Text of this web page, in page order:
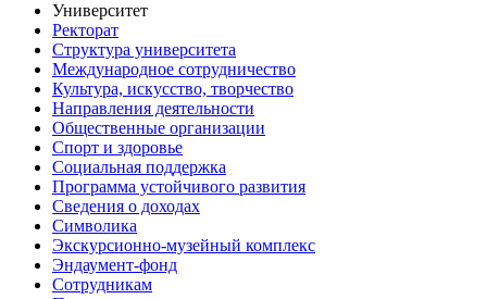
Университет
Ректорат
Структура университета
Международное сотрудничество
Культура, искусство, творчество
Направления деятельности
Общественные организации
Спорт и здоровье
Социальная поддержка
Программа устойчивого развития
Сведения о доходах
Символика
Экскурсионно-музейный комплекс
Эндаумент-фонд
Сотрудникам